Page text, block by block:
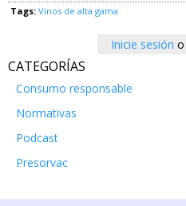
Tags: Vinos de alta gama
Inicie sesión o
CATEGORÍAS
Consumo responsable
Normativas
Podcast
Presorvac